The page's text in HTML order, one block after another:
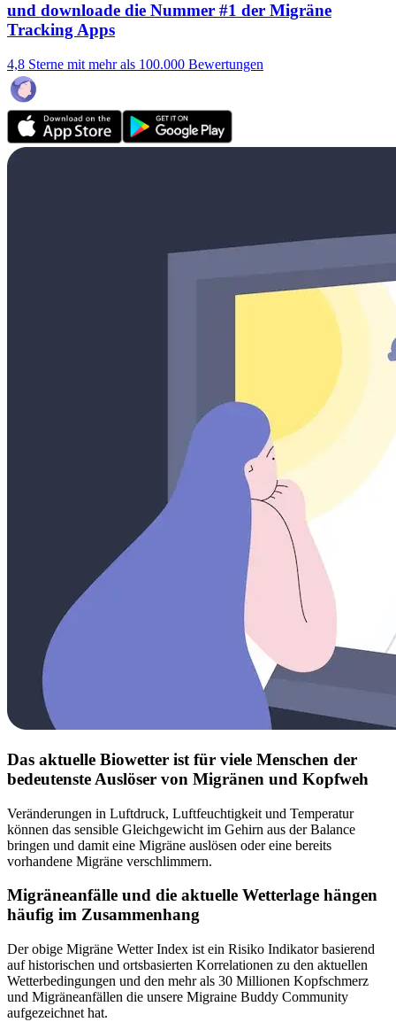
und downloade die Nummer #1 der Migräne
Tracking Apps
4,8 Sterne mit mehr als 100.000 Bewertungen
Das aktuelle Biowetter ist für viele Menschen der
bedeutenste Auslöser von Migränen und Kopfweh
Veränderungen in Luftdruck, Luftfeuchtigkeit und Temperatur
können das sensible Gleichgewicht im Gehirn aus der Balance
bringen und damit eine Migräne auslösen oder eine bereits
vorhandene Migräne verschlimmern.
Migräneanfälle und die aktuelle Wetterlage hängen
häufig im Zusammenhang
Der obige Migräne Wetter Index ist ein Risiko Indikator basierend
auf historischen und ortsbasierten Korrelationen zu den aktuellen
Wetterbedingungen und den mehr als 30 Millionen Kopfschmerz
und Migräneanfällen die unsere Migraine Buddy Community
aufgezeichnet hat.